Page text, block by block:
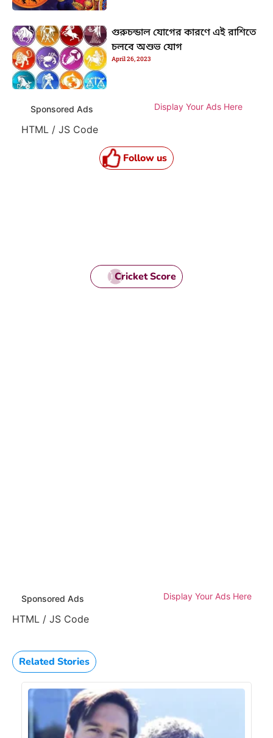
গুরুচন্ডাল যোগের কারণে এই রাশিতে
চলবে অশুভ যোগ
April 26, 2023
Sponsored Ads Display Your Ads Here
HTML / JS Code
Follow us
Cricket Score
Sponsored Ads Display Your Ads Here
HTML / JS Code
Related Stories